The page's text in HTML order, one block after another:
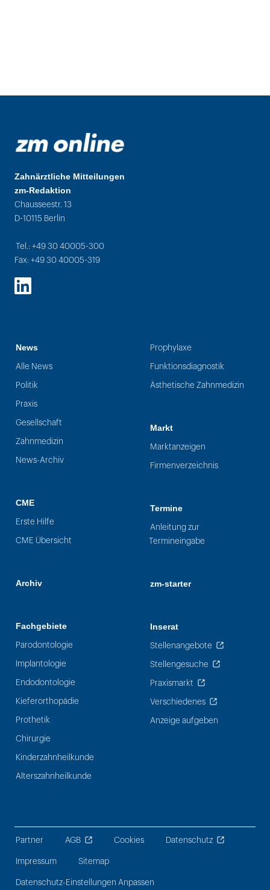
Zahnärztliche Mitteilungen
zm-Redaktion
Chausseestr. 13
D-10115 Berlin
Tel.: +49 30 40005-300
Fax: +49 30 40005-319
LinkedIn
News
Alle News
Politik
Praxis
Gesellschaft
Zahnmedizin
News-Archiv
CME
Erste Hilfe
CME Übersicht
Archiv
Fachgebiete
Parodontologie
Implantologie
Endodontologie
Kieferorthopädie
Prothetik
Chirurgie
Kinderzahnheilkunde
Alterszahnheilkunde
Prophylaxe
Funktionsdiagnostik
Ästhetische Zahnmedizin
Markt
Marktanzeigen
Firmenverzeichnis
Termine
Anleitung zur
Termineingabe
zm-starter
Inserat
Stellenangebote
Stellengesuche
Praxismarkt
Verschiedenes
Anzeige aufgeben
Partner AGB Cookies Datenschutz
Impressum Sitemap
Datenschutz-Einstellungen Anpassen